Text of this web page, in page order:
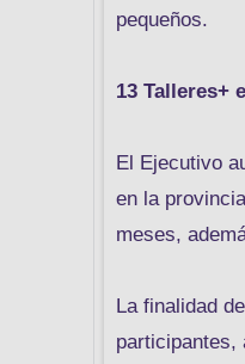
pequeños.
13 Talleres+
El Ejecutivo
en la
meses,
La finalidad
participantes,